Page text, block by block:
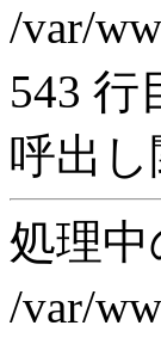
/var/
543 行
呼出し
処理中
/var/